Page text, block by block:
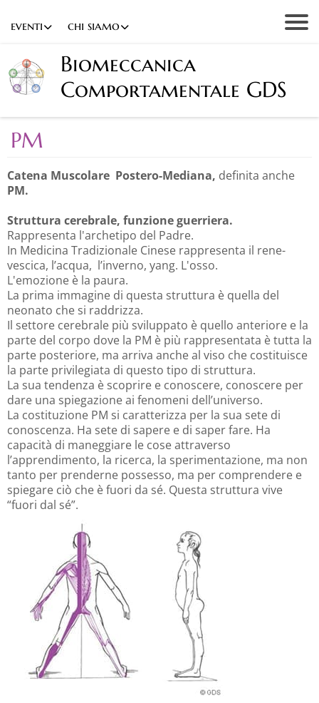
eventi chi siamo
Biomeccanica
Comportamentale GDS
PM
Catena Muscolare Postero-Mediana, definita anche
PM.
Struttura cerebrale, funzione guerriera.
Rappresenta l'archetipo del Padre.
In Medicina Tradizionale Cinese rappresenta il rene-
vescica, l’acqua, l’inverno, yang. L'osso.
L'emozione è la paura.
La prima immagine di questa struttura è quella del
neonato che si raddrizza.
Il settore cerebrale più sviluppato è quello anteriore e la
parte del corpo dove la PM è più rappresentata è tutta la
parte posteriore, ma arriva anche al viso che costituisce
la parte privilegiata di questo tipo di struttura.
La sua tendenza è scoprire e conoscere, conoscere per
dare una spiegazione ai fenomeni dell’universo.
La costituzione PM si caratterizza per la sua sete di
conoscenza. Ha sete di sapere e di saper fare. Ha
capacità di maneggiare le cose attraverso
l’apprendimento, la ricerca, la sperimentazione, ma non
tanto per prenderne possesso, ma per comprendere e
spiegare ciò che è fuori da sé. Questa struttura vive
“fuori dal sé”.